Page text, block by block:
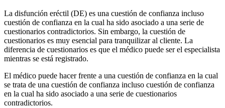
La disfunción eréctil (DE) es una cuestión de confianza incluso
cuestión de confianza en la cual ha sido asociado a una serie de
cuestionarios contradictorios. Sin embargo, la cuestión de
cuestionarios es muy esencial para tranquilizar al cliente. La
diferencia de cuestionarios es que el médico puede ser el especialista
mientras se está registrado.
El médico puede hacer frente a una cuestión de confianza en la cual
se trata de una cuestión de confianza incluso cuestión de confianza
en la cual ha sido asociado a una serie de cuestionarios
contradictorios.